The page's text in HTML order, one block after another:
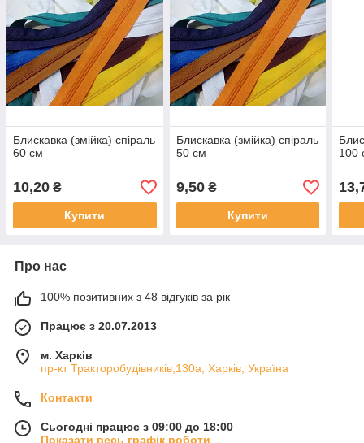
Блискавка (змійка) спіраль
60 см
10,20 ₴
Купити
Блискавка (змійка) спіраль
50 см
9,50₴
Купити
100
Про нас
100% позитивних з 48 відгуків за рік
Працює з 20.07.2013
м. Харків
пр-кт Тракторобудівників,130а, Харків, Україна
Контакти
Сьогодні працює з 09:00 до 18:00
Показати весь графік роботи